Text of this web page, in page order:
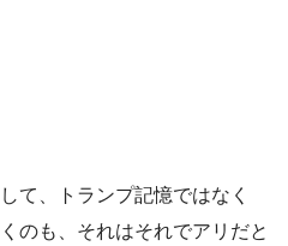
て、トランプ記憶ではなく
のも、それはそれでアリだと